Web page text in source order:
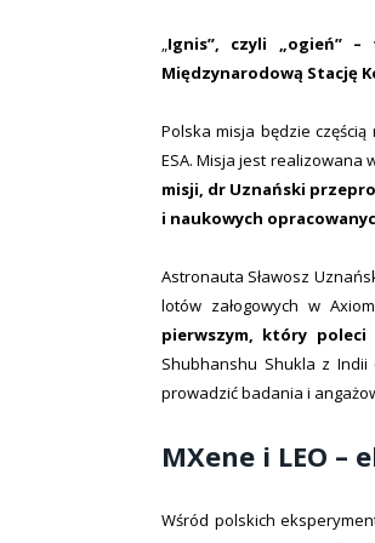
„Ignis”, czyli „ogień”
Międzynarodową Stację
Polska misja będzie
ESA. Misja jest realizowana
misji, dr Uznański
i naukowych
Astronauta Sławosz
lotów załogowych w
pierwszym, który poleci
Shubhanshu Shukla z Indii
prowadzić badania i
MXene i LEO –
Wśród polskich